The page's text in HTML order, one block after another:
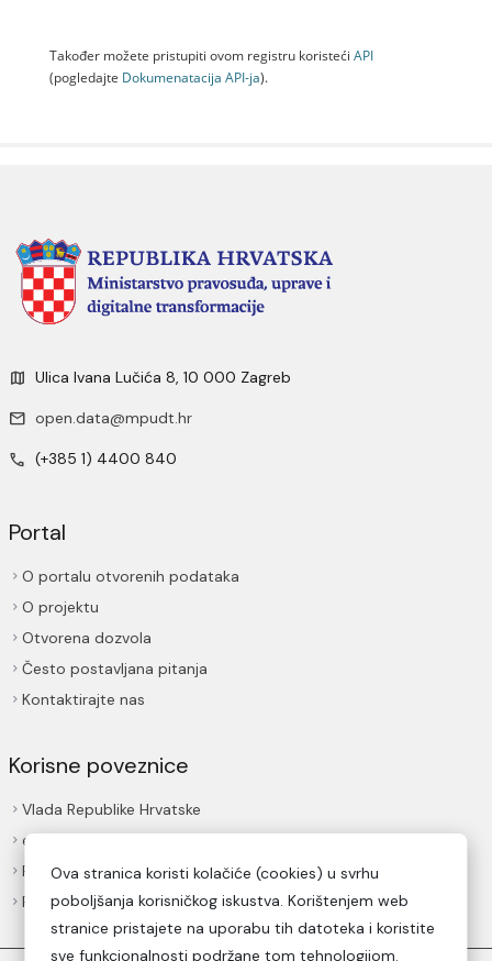
Također možete pristupiti ovom registru koristeći API
(pogledajte Dokumenаtаcijа API-jа).